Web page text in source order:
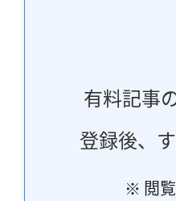
有料記事
登録後、
※ 閲